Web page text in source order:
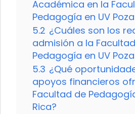
Académica en la
Pedagogía en UV
5.2 ¿Cuáles son los
admisión a la
Pedagogía en UV
5.3 ¿Qué
apoyos financieros
Facultad de
Rica?